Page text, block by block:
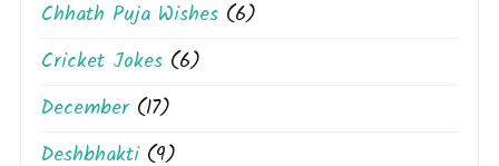
Chhath Puja Wishes (6)
Cricket Jokes (6)
December(17)
Deshbhakti(9)